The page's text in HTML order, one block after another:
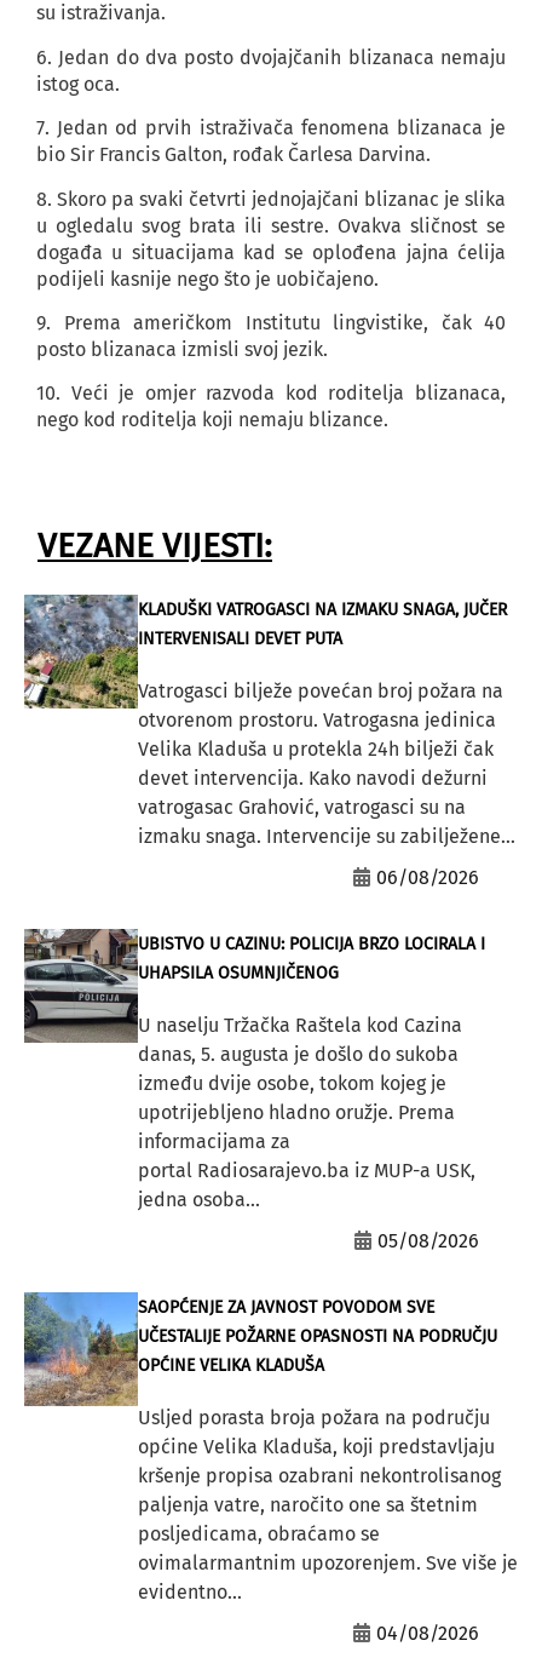
su istraživanja.
6. Jedan do dva posto dvojajčanih blizanaca nemaju
istog oca.
7. Jedan od prvih istraživača fenomena blizanaca je
bio Sir Francis Galton, rođak Čarlesa Darvina.
8. Skoro pa svaki četvrti jednojajčani blizanac je slika
u ogledalu svog brata ili sestre. Ovakva sličnost se
događa u situacijama kad se oplođena jajna ćelija
podijeli kasnije nego što je uobičajeno.
9. Prema američkom Institutu lingvistike, čak 40
posto blizanaca izmisli svoj jezik.
10. Veći je omjer razvoda kod roditelja blizanaca,
nego kod roditelja koji nemaju blizance.
VEZANE VIJESTI:
KLADUŠKI VATROGASCI NA IZMAKU SNAGA, JUČER
INTERVENISALI DEVET PUTA
Vatrogasci bilježe povećan broj požara na
otvorenom prostoru. Vatrogasna jedinica
Velika Kladuša u protekla 24h bilježi čak
devet intervencija. Kako navodi dežurni
vatrogasac Grahović, vatrogasci su na
izmaku snaga. Intervencije su zabilježene...
06/08/2026
UBISTVO U CAZINU: POLICIJA BRZO LOCIRALA I
UHAPSILA OSUMNJIČENOG
U naselju Tržačka Raštela kod Cazina
danas, 5. augusta je došlo do sukoba
između dvije osobe, tokom kojeg je
upotrijebljeno hladno oružje. Prema
informacijama za
portal Radiosarajevo.ba iz MUP-a USK,
jedna osoba...
05/08/2026
SAOPĆENJE ZA JAVNOST POVODOM SVE
UČESTALIJE POŽARNE OPASNOSTI NA PODRUČJU
OPĆINE VELIKA KLADUŠA
Usljed porasta broja požara na području
općine Velika Kladuša, koji predstavljaju
kršenje propisa ozabrani nekontrolisanog
paljenja vatre, naročito one sa štetnim
posljedicama, obraćamo se
ovimalarmantnim upozorenjem. Sve više je
evidentno...
04/08/2026